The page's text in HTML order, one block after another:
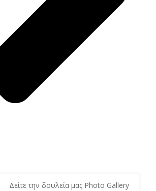
Δείτε την δουλεία μας Photo Gallery